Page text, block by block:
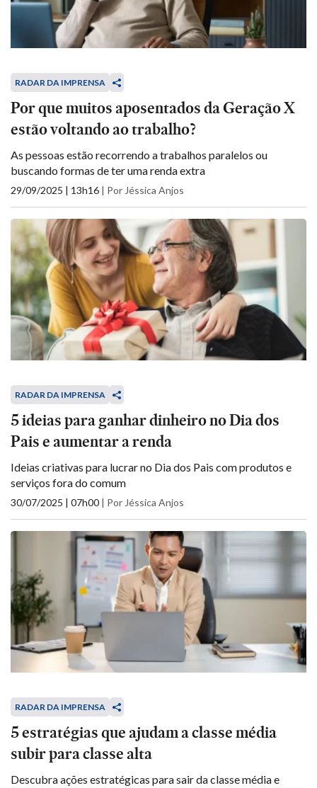
RADAR DA IMPRENSA
Por que muitos aposentados da Geração X
estão voltando ao trabalho?
As pessoas estão recorrendo a trabalhos paralelos ou
buscando formas de ter uma renda extra
29/09/2025 | 13h16 | Por Jéssica Anjos
RADAR DA IMPRENSA
5 ideias para ganhar dinheiro no Dia dos
Pais e aumentar a renda
Ideias criativas para lucrar no Dia dos Pais com produtos e
serviços fora do comum
30/07/2025 | 07h00 | Por Jéssica Anjos
RADAR DA IMPRENSA
5 estratégias que ajudam a classe média
subir para classe alta
Descubra ações estratégicas para sair da classe média e